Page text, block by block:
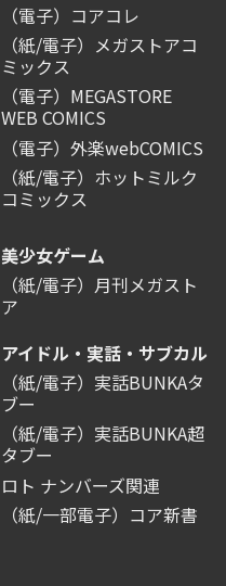
（電子）コアコレ
（紙/電子）メガストアコ
ミックス
（電子）MEGASTORE
WEB COMICS
（電子）外楽webCOMICS
（紙/電子）ホットミルク
コミックス
美少女ゲーム
（紙/電子）月刊メガスト
ア
アイドル・実話・サブカル
（紙/電子）実話BUNKAタ
ブー
（紙/電子）実話BUNKA超
タブー
ロト ナンバーズ関連
（紙/一部電子）コア新書